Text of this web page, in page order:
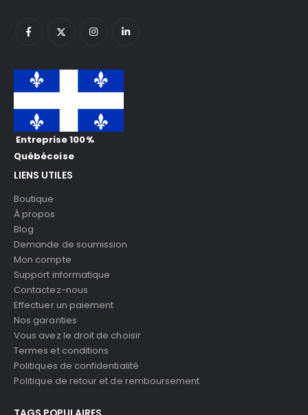
Entreprise 100%
Québécoise
LIENS UTILES
Boutique
À propos
Blog
Demande de soumission
Mon compte
Support informatique
Contactez-nous
Effectuer un paiement
Nos garanties
Vous avez le droit de choisir
Termes et conditions
Politiques de confidentialité
Politique de retour et de remboursement